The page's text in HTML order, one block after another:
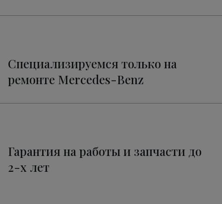
Специализируемся только на
ремонте Mercedes-Benz
Гарантия на работы и запчасти до
2-х лет